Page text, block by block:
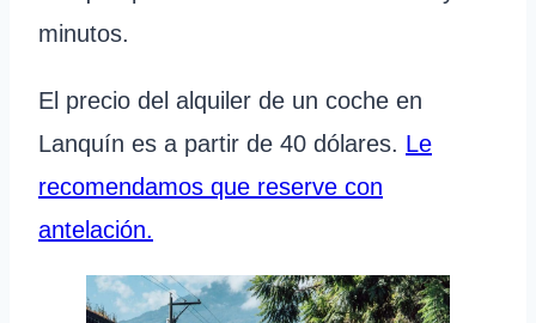
minutos.
El precio del alquiler de un coche en
Lanquín es a partir de 40 dólares. Le
recomendamos que reserve con
antelación.